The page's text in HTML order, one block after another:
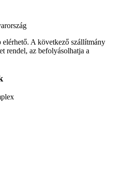
A következő szállítmány
rendel, az befolyásolhatja a